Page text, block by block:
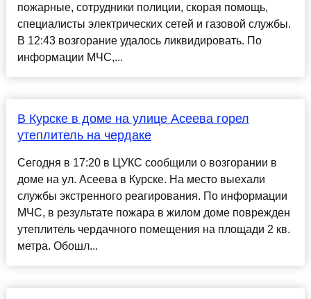
пожарные, сотрудники полиции, скорая помощь,
специалисты электрических сетей и газовой службы.
В 12:43 возгорание удалось ликвидировать. По
информации МЧС,...
В Курске в доме на улице Асеева горел
утеплитель на чердаке
Сегодня в 17:20 в ЦУКС сообщили о возгорании в
доме на ул. Асеева в Курске. На место выехали
службы экстренного реагирования. По информации
МЧС, в результате пожара в жилом доме поврежден
утеплитель чердачного помещения на площади 2 кв.
метра. Обошл...